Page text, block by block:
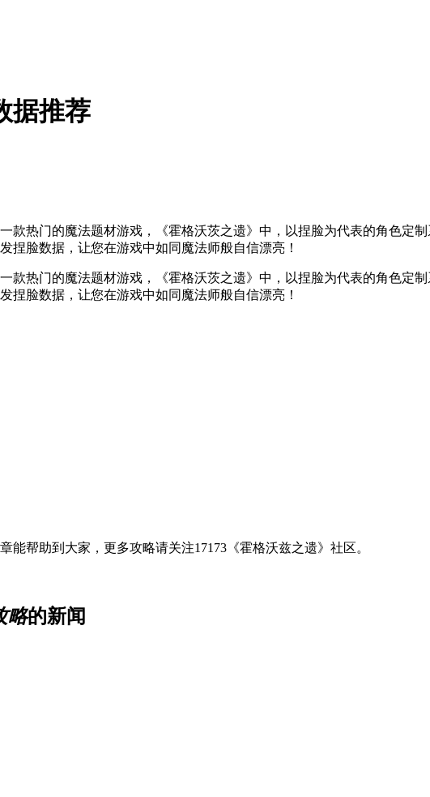
据推荐
款热门的魔法题材游戏，《霍格沃茨之遗》中，以捏脸为代表的角色定
捏脸数据，让您在游戏中如同魔法师般自信漂亮！
款热门的魔法题材游戏，《霍格沃茨之遗》中，以捏脸为代表的角色定
捏脸数据，让您在游戏中如同魔法师般自信漂亮！
帮助到大家，更多攻略请关注17173《霍格沃兹之遗》社区。
略的新闻